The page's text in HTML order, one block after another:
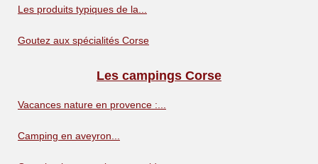
Les produits typiques de la...
Goutez aux spécialités Corse
Les campings Corse
Vacances nature en provence :...
Camping en aveyron...